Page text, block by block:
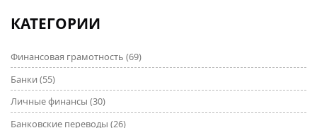
КАТЕГОРИИ
Финансовая грамотность (69)
Банки (55)
Личные финансы (30)
Банковские переводы (26)